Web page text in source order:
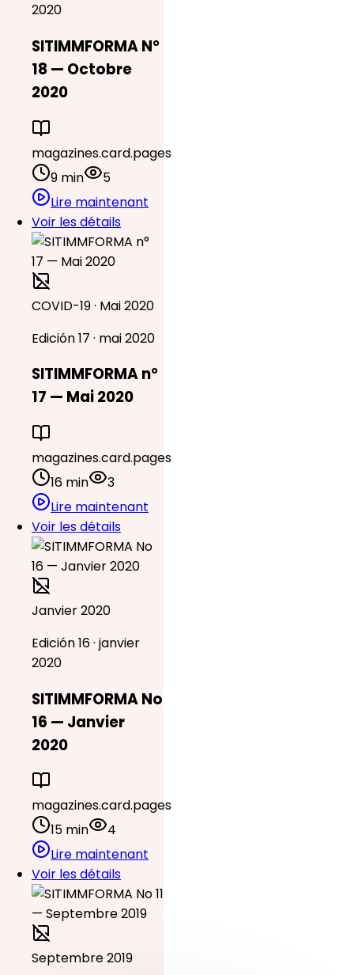
2020
SITIMMFORMA N°
18 — Octobre
2020
magazines.card.pages
9 min
5
Lire maintenant
Voir les détails
COVID-19 · Mai 2020
Edición 17 · mai 2020
SITIMMFORMA n°
17 — Mai 2020
magazines.card.pages
16 min
3
Lire maintenant
Voir les détails
Janvier 2020
Edición 16 · janvier
2020
SITIMMFORMA No
16 — Janvier
2020
magazines.card.pages
15 min
4
Lire maintenant
Voir les détails
Septembre 2019